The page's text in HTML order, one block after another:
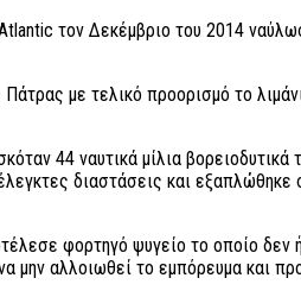
τον Δεκέμβριο του 2014
με τελικό προορισμό το
44 ναυτικά μίλια
διαστάσεις και
φορτηγό ψυγείο το οποίο δεν
μην αλλοιωθεί το εμπόρευμα και